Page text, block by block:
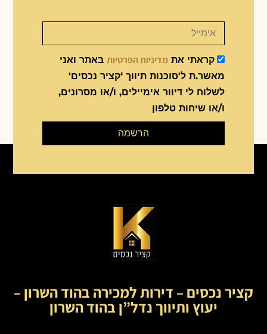
קראתי את מדיניות הפרטיות באתר ואני
מאשר.ת ל'סוכנות תיווך ‘קציר נכסים'
לשלוח לי דיוור אימיילים, ו/או מסרונים,
ו/או שיחות טלפון
הרשמה
קציר נכסים – דירות למכירה בהוד השרון –
יעוץ ותיווך נדל”ן בהוד השרון